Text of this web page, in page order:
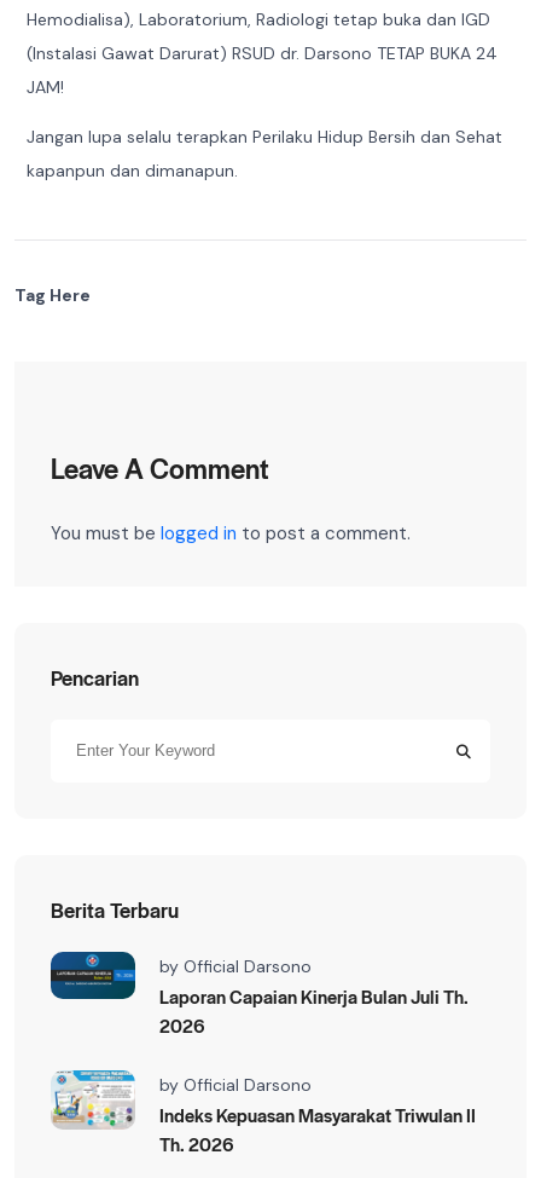
Hemodialisa), Laboratorium, Radiologi tetap buka dan IGD
(Instalasi Gawat Darurat) RSUD dr. Darsono TETAP BUKA 24
JAM!
Jangan lupa selalu terapkan Perilaku Hidup Bersih dan Sehat
kapanpun dan dimanapun.
Tag Here
Leave A Comment
You must be logged in to post a comment.
Pencarian
Berita Terbaru
by Official Darsono
Laporan Capaian Kinerja Bulan Juli Th.
2026
by Official Darsono
Indeks Kepuasan Masyarakat Triwulan II
Th. 2026